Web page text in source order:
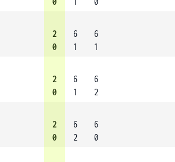
2
0
6
1
6
1
2
0
6
1
6
2
2
0
6
2
6
0